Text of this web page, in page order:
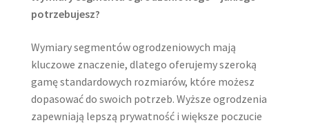
potrzebujesz?
Wymiary segmentów ogrodzeniowych mają
kluczowe znaczenie, dlatego oferujemy szeroką
gamę standardowych rozmiarów, które możesz
dopasować do swoich potrzeb. Wyższe ogrodzenia
zapewniają lepszą prywatność i większe poczucie